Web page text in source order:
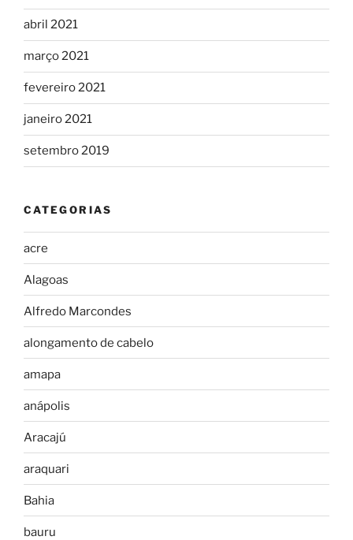
abril 2021
março 2021
fevereiro 2021
janeiro 2021
setembro 2019
CATEGORIAS
acre
Alagoas
Alfredo Marcondes
alongamento de cabelo
amapa
anápolis
Aracajú
araquari
Bahia
bauru